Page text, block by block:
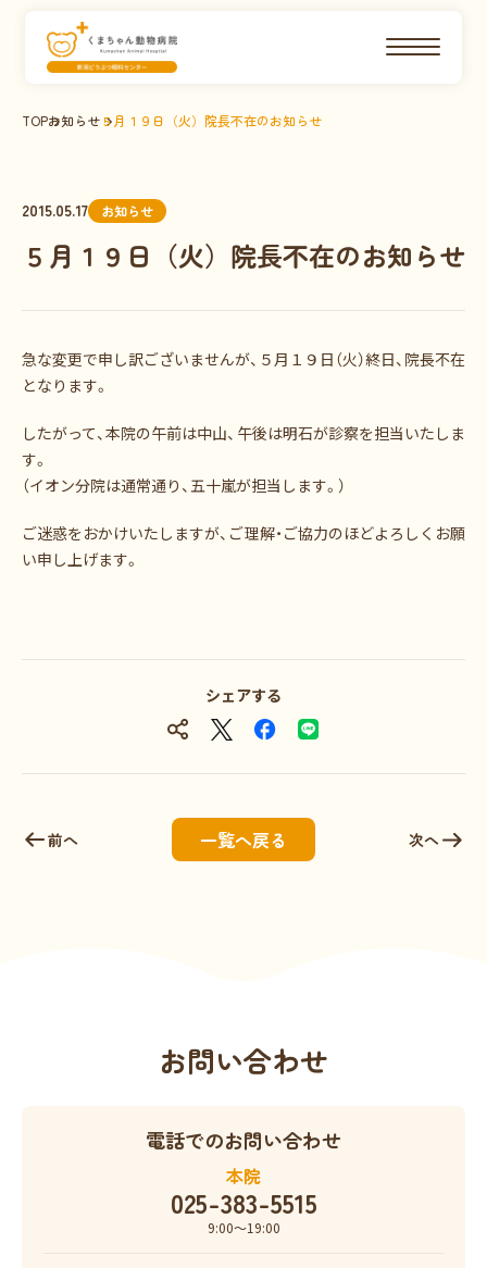
TOPお知らせ５月１９日（火）院長不在のお知らせ
2015.05.17 お知らせ
５月１９日（火）院長不在のお知らせ
急な変更で申し訳ございませんが、５月１９日（火）終日、院長不在
となります。
したがって、本院の午前は中山、午後は明石が診察を担当いたしま
す。
（イオン分院は通常通り、五十嵐が担当します。）
ご迷惑をおかけいたしますが、ご理解・ご協力のほどよろしくお願
い申し上げます。
シェアする
前へ 一覧へ戻る 次へ
お問い合わせ
電話でのお問い合わせ
本院
025-383-5515
9:00〜19:00